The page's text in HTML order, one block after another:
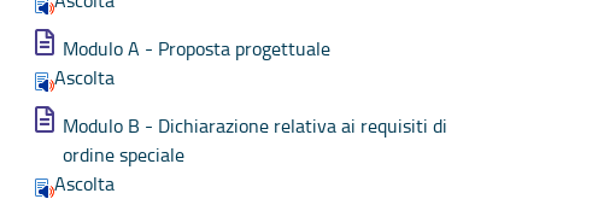
Modulo A - Proposta progettuale
Ascolta
Modulo B - Dichiarazione relativa ai requisiti di
ordine speciale
Ascolta